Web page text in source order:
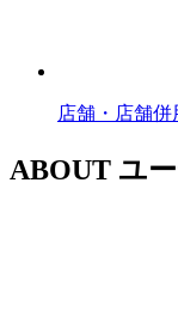
店舗・店舗併
ABOUT ユ